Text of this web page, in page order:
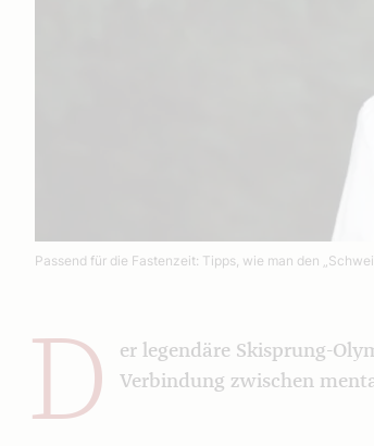
Passend für die Fastenzeit: Tipps, wie man den
D
er legendäre Skisprung-
Verbindung zwischen